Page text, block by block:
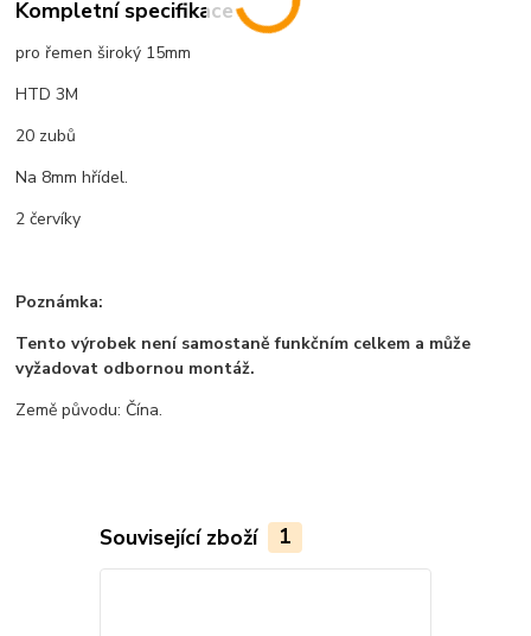
Kompletní specifikace
pro řemen široký 15mm
HTD 3M
20 zubů
Na 8mm hřídel.
2 červíky
Poznámka:
Tento výrobek není samostaně funkčním celkem a může
vyžadovat odbornou montáž.
Země původu: Čína.
Související zboží 1